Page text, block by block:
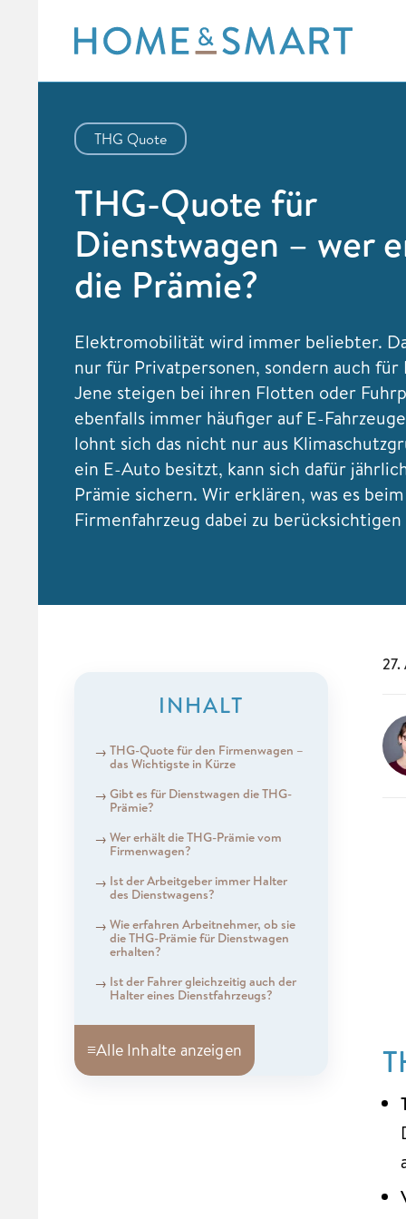
content
THG Quote
THG-Quote für
Dienstwagen – wer
die Prämie?
Elektromobilität wird immer beliebter.
nur für Privatpersonen, sondern auch für
Jene steigen bei ihren Flotten oder
ebenfalls immer häufiger auf E-
lohnt sich das nicht nur aus
ein E-Auto besitzt, kann sich dafür
Prämie sichern. Wir erklären, was es beim
Firmenfahrzeug dabei zu
INHALT
THG-Quote für den Firmenwagen –
das Wichtigste in Kürze
Gibt es für Dienstwagen die THG-
Prämie?
Wer erhält die THG-Prämie vom
Firmenwagen?
Ist der Arbeitgeber immer Halter
des Dienstwagens?
Wie erfahren Arbeitnehmer, ob sie
die THG-Prämie für Dienstwagen
erhalten?
Ist der Fahrer gleichzeitig auch der
Halter eines Dienstfahrzeugs?
≡Alle Inhalte anzeigen
27.